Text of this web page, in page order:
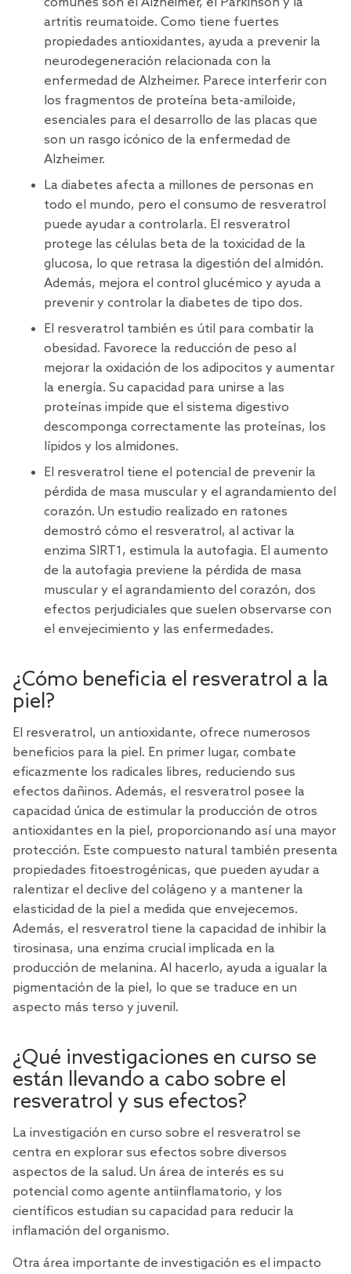
artritis reumatoide. Como tiene fuertes
propiedades antioxidantes, ayuda a prevenir la
neurodegeneración relacionada con la
enfermedad de Alzheimer. Parece interferir con
los fragmentos de proteína beta-amiloide,
esenciales para el desarrollo de las placas que
son un rasgo icónico de la enfermedad de
Alzheimer.
La diabetes afecta a millones de personas en
todo el mundo, pero el consumo de resveratrol
puede ayudar a controlarla. El resveratrol
protege las células beta de la toxicidad de la
glucosa, lo que retrasa la digestión del almidón.
Además, mejora el control glucémico y ayuda a
prevenir y controlar la diabetes de tipo dos.
El resveratrol también es útil para combatir la
obesidad. Favorece la reducción de peso al
mejorar la oxidación de los adipocitos y aumentar
la energía. Su capacidad para unirse a las
proteínas impide que el sistema digestivo
descomponga correctamente las proteínas, los
lípidos y los almidones.
El resveratrol tiene el potencial de prevenir la
pérdida de masa muscular y el agrandamiento del
corazón. Un estudio realizado en ratones
demostró cómo el resveratrol, al activar la
enzima SIRT1, estimula la autofagia. El aumento
de la autofagia previene la pérdida de masa
muscular y el agrandamiento del corazón, dos
efectos perjudiciales que suelen observarse con
el envejecimiento y las enfermedades.
¿Cómo beneficia el resveratrol a la
piel?
El resveratrol, un antioxidante, ofrece numerosos
beneficios para la piel . En primer lugar, combate
eficazmente los radicales libres, reduciendo sus
efectos dañinos. Además, el resveratrol posee la
capacidad única de estimular la producción de otros
antioxidantes en la piel, proporcionando así una mayor
protección. Este compuesto natural también presenta
propiedades fitoestrogénicas, que pueden ayudar a
ralentizar el declive del colágeno y a mantener la
elasticidad de la piel a medida que envejecemos.
Además, el resveratrol tiene la capacidad de inhibir la
tirosinasa, una enzima crucial implicada en la
producción de melanina. Al hacerlo, ayuda a igualar la
pigmentación de la piel, lo que se traduce en un
aspecto más terso y juvenil.
¿Qué investigaciones en curso se
están llevando a cabo sobre el
resveratrol y sus efectos?
La investigación en curso sobre el resveratrol se
centra en explorar sus efectos sobre diversos
aspectos de la salud. Un área de interés es su
potencial como agente antiinflamatorio, y los
científicos estudian su capacidad para reducir la
inflamación del organismo.
Otra área importante de investigación es el impacto